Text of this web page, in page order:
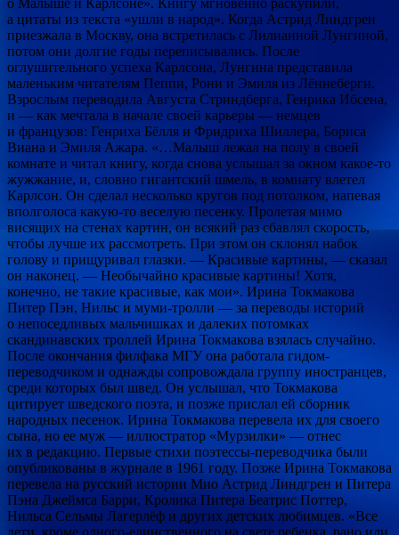
а цитаты из текста «ушли в народ». Когда Астрид Линдгрен
приезжала в Москву, она встретилась с Лилианной Лунгиной,
потом они долгие годы переписывались. После
оглушительного успеха Карлсона, Лунгина представила
маленьким читателям Пеппи, Рони и Эмиля из Лённеберги.
Взрослым переводила Августа Стриндберга, Генрика Ибсена,
и — как мечтала в начале своей карьеры — немцев
и французов: Генриха Бёлля и Фридриха Шиллера, Бориса
Виана и Эмиля Ажара. «…Малыш лежал на полу в своей
комнате и читал книгу, когда снова услышал за окном какое-то
жужжание, и, словно гигантский шмель, в комнату влетел
Карлсон. Он сделал несколько кругов под потолком, напевая
вполголоса какую-то веселую песенку. Пролетая мимо
висящих на стенах картин, он всякий раз сбавлял скорость,
чтобы лучше их рассмотреть. При этом он склонял набок
голову и прищуривал глазки. — Красивые картины, — сказал
он наконец. — Необычайно красивые картины! Хотя,
конечно, не такие красивые, как мои». Ирина Токмакова
Питер Пэн, Нильс и муми-тролли — за переводы историй
о непоседливых мальчишках и далеких потомках
скандинавских троллей Ирина Токмакова взялась случайно.
После окончания филфака МГУ она работала гидом-
переводчиком и однажды сопровождала группу иностранцев,
среди которых был швед. Он услышал, что Токмакова
цитирует шведского поэта, и позже прислал ей сборник
народных песенок. Ирина Токмакова перевела их для своего
сына, но ее муж — иллюстратор «Мурзилки» — отнес
их в редакцию. Первые стихи поэтессы-переводчика были
опубликованы в журнале в 1961 году. Позже Ирина Токмакова
перевела на русский истории Мио Астрид Линдгрен и Питера
Пэна Джеймса Барри, Кролика Питера Беатрис Поттер,
Нильса Сельмы Лагерлёф и других детских любимцев. «Все
дети, кроме одного-единственного на свете ребенка, рано или